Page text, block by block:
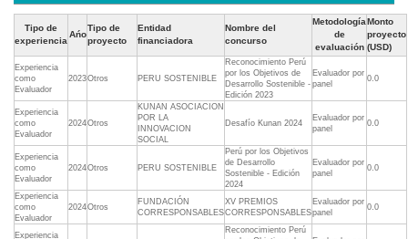
Tipo de
experiencia
Ańo
Tipo de
proyecto
Entidad
financiadora
Nombre del
concurso
Metodología
de
evaluación
Monto
proyecto
(USD)
Experiencia
como
Evaluador
2023Otros PERU SOSTENIBLE
Reconocimiento Perú
por los Objetivos de
Desarrollo Sostenible -
Edición 2023
Evaluador por
panel
0.0
Experiencia
como
Evaluador
2024Otros
KUNAN ASOCIACION
POR LA
INNOVACION
SOCIAL
Desafío Kunan 2024
Evaluador por
panel
0.0
Experiencia
como
Evaluador
2024Otros PERU SOSTENIBLE
Perú por los Objetivos
de Desarrollo
Sostenible - Edición
2024
Evaluador por
panel
0.0
Experiencia
como
Evaluador
2024Otros
FUNDACIÓN
CORRESPONSABLES
XV PREMIOS
CORRESPONSABLES
Evaluador por
panel
0.0
Experiencia
Reconocimiento Perú